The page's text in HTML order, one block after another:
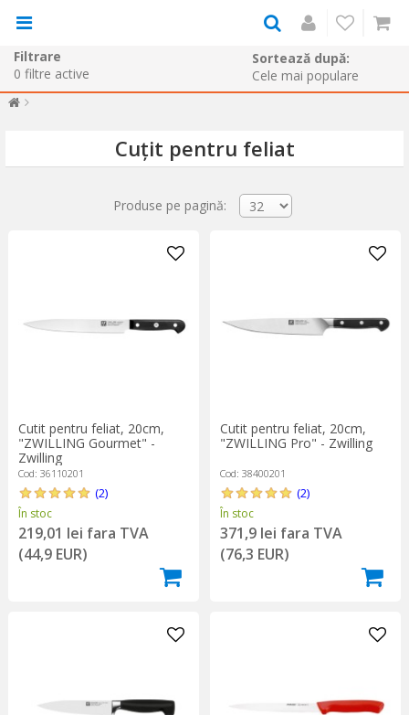
Filtrare
0 filtre active
Sortează după:
Cuțit pentru feliat
Produse pe pagină:
Cutit pentru feliat, 20cm,
"ZWILLING Gourmet" -
Zwilling
Cod: 36110201
(2)
În stoc
219,01 lei fara TVA
(44,9 EUR)
Cutit pentru feliat, 20cm,
"ZWILLING Pro" - Zwilling
Cod: 38400201
(2)
În stoc
371,9 lei fara TVA
(76,3 EUR)